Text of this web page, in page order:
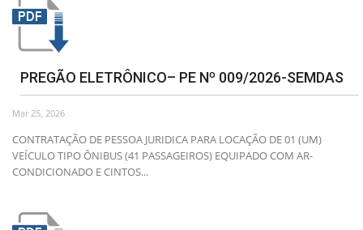
PREGÃO ELETRÔNICO– PE Nº 009/2026-SEMDAS
Mar 25, 2026
CONTRATAÇÃO DE PESSOA JURIDICA PARA LOCAÇÃO DE 01 (UM)
VEÍCULO TIPO ÔNIBUS (41 PASSAGEIROS) EQUIPADO COM AR-
CONDICIONADO E CINTOS...